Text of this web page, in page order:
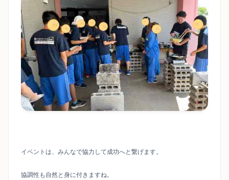
イベントは、みんなで協力して成功へと繋げます。
協調性も自然と身に付きますね。